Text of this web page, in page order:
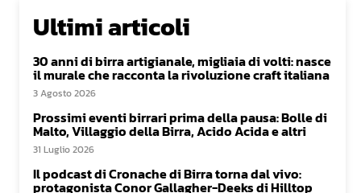
Ultimi articoli
30 anni di birra artigianale, migliaia di volti: nasce
il murale che racconta la rivoluzione craft italiana
3 Agosto 2026
Prossimi eventi birrari prima della pausa: Bolle di
Malto, Villaggio della Birra, Acido Acida e altri
31 Luglio 2026
Il podcast di Cronache di Birra torna dal vivo:
protagonista Conor Gallagher-Deeks di Hilltop